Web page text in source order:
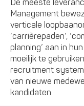
De meeste
Management
verticale
‘carrièrepaden’,
planning’ aan in
moeilijk te
recruitment
van nieuwe
kandidaten.